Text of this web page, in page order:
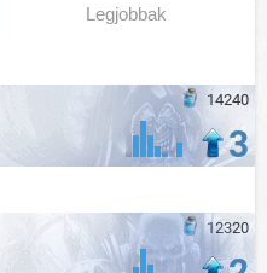
Legjobbak
14240
3
12320